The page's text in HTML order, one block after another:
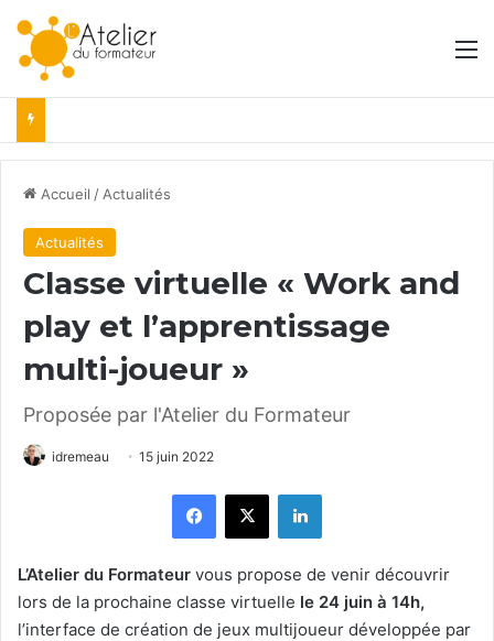
Accueil / Actualités
Actualités
Classe virtuelle « Work and
play et l’apprentissage
multi-joueur »
Proposée par l'Atelier du Formateur
idremeau 15 juin 2022
Facebook
X Linkedin
L’Atelier du Formateur vous propose de venir découvrir
lors de la prochaine classe virtuelle le 24 juin à 14h,
l’interface de création de jeux multijoueur développée par